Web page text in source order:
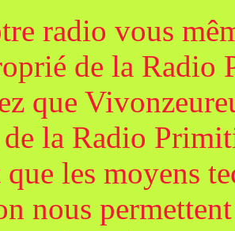
radio vous
de la Radio
que
la Radio
que les moyens
nous